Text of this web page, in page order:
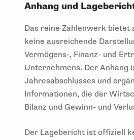
Anhang und
Das reine Zahlenwerk bietet
keine ausreichende
Vermögens-, Finanz- und
Unternehmens. Der Anhang
Jahresabschlusses und
Informationen, die der
Bilanz und Gewinn- und
Der Lagebericht ist offiziell